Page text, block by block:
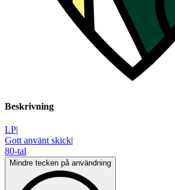
Beskrivning
LP|
Gott använt skick|
80-tal
Mindre tecken på användning